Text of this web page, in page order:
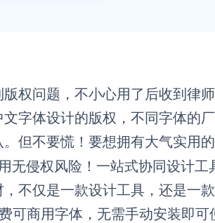
权问题，不小心用了后收到律
字体设计的版权，不同字体的厂
但不要慌！要想拥有大气实用
无侵权风险！一站式协同设计工
不仅是一款设计工具，还是一
可商用字体，无需手动安装即可